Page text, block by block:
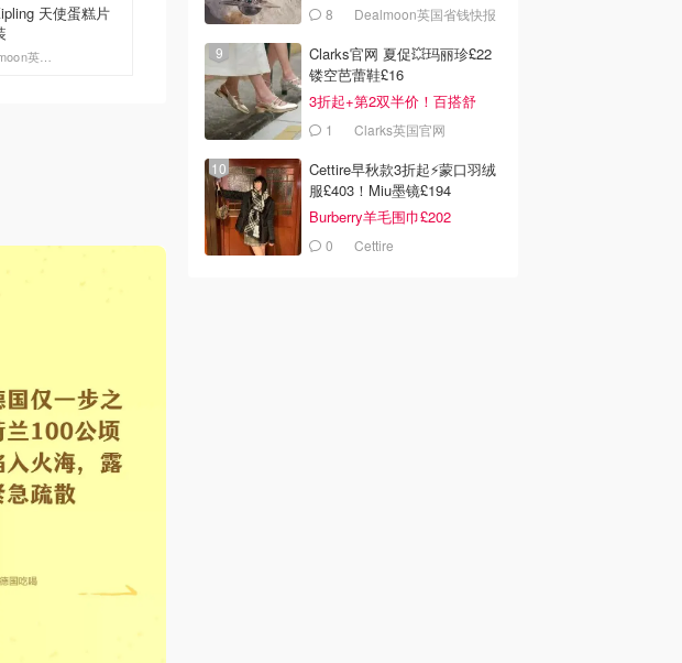
天使蛋糕片
Dealmoon英国省钱快报
McVitie's Jaffa Cakes
Dealmoon英国省钱快报
去购买
Mr Kipling 樱桃塔 6个
Dealmoon英国省钱快报
去购买
8 Dealmoon英国省钱快报
Clarks官网 夏促💥玛丽珍£22
镂空芭蕾鞋£16
3折起+第2双半价！百搭舒
服！1 Clarks英国官网
Cettire早秋款3折起⚡️蒙口羽绒
服£403！Miu墨镜£194
Burberry羊毛围巾£202
0 Cettire